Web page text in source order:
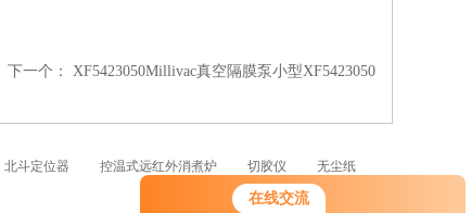
在线交流
下一个： XF5423050Millivac真空隔膜泵小型XF5423050
北斗定位器 控温式远红外消煮炉 切胶仪
无尘纸